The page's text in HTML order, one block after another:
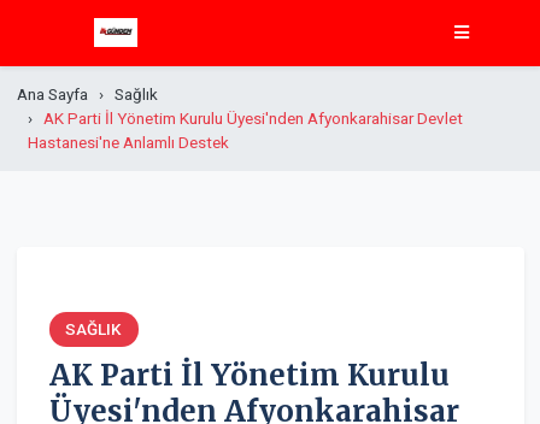
Ana Sayfa
Sağlık
AK Parti İl Yönetim Kurulu Üyesi'nden Afyonkarahisar Devlet
Hastanesi'ne Anlamlı Destek
SAĞLIK
AK Parti İl Yönetim Kurulu
Üyesi'nden Afyonkarahisar